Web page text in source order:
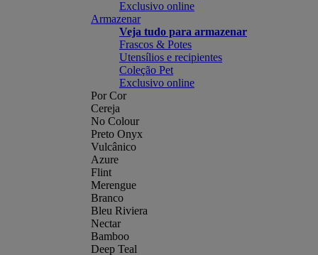
Exclusivo online
Armazenar
Veja tudo para armazenar
Frascos & Potes
Utensílios e recipientes
Coleção Pet
Exclusivo online
Por Cor
Cereja
No Colour
Preto Onyx
Vulcânico
Azure
Flint
Merengue
Branco
Bleu Riviera
Nectar
Bamboo
Deep Teal